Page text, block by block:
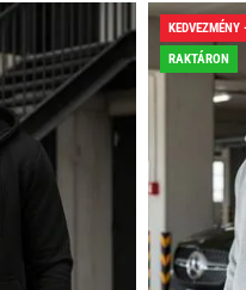
KEDVEZMÉNY
RAKTÁRON